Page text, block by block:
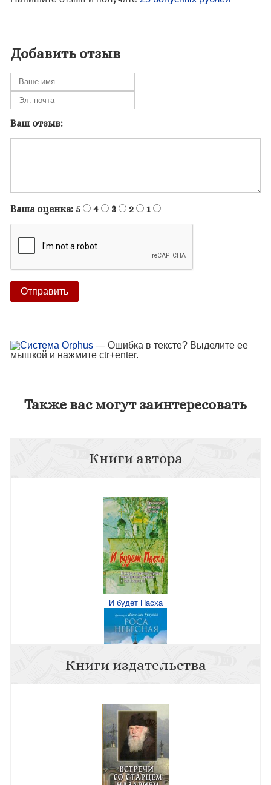
Добавить отзыв
Ваш отзыв:
Ваша оценка: 5 4 3 2 1
— Ошибка в тексте? Выделите ее
мышкой и нажмите ctr+enter.
Также вас могут заинтересовать
Книги автора
И будет Пасха
Роса небесная
Книги издательства